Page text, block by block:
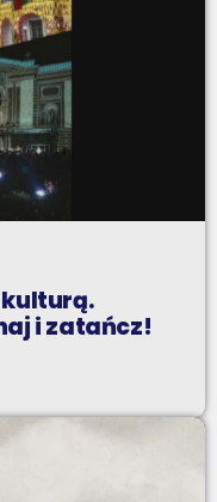
i zatańcz!